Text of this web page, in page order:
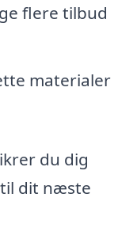
flere tilbud
materialer
du dig
dit næste